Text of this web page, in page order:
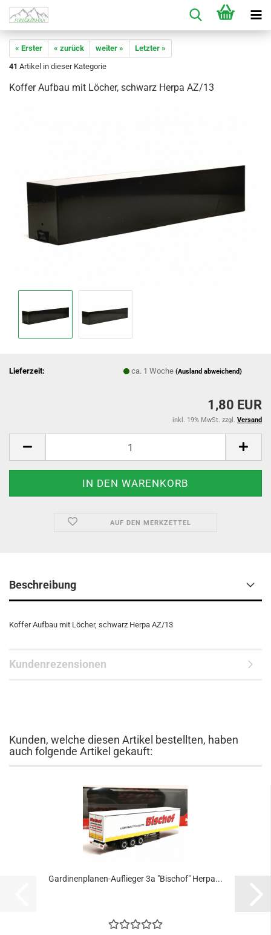
« Erster « zurück weiter »
Letzter »
41 Artikel in dieser Kategorie
Koffer Aufbau mit Löcher, schwarz Herpa AZ/13
Lieferzeit: ca. 1 Woche(Ausland abweichend)
1,80 EUR
inkl. 19% MwSt. zzgl. Versand
AUF DEN MERKZETTEL
Beschreibung
Koffer Aufbau mit Löcher, schwarz Herpa AZ/13
Kundenrezensionen
Kunden, welche diesen Artikel bestellten, haben
auch folgende Artikel gekauft:
Gardinenplanen-Auflieger 3a "Bischof" Herpa...